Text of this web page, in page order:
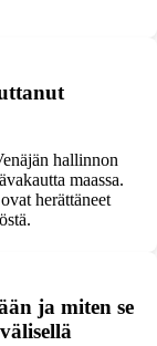
hallinnon
maassa.
herättäneet
ja miten se